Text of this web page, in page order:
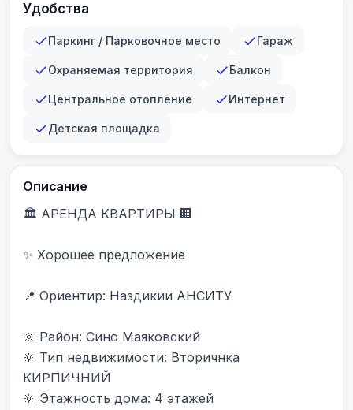
Удобства
Паркинг / Парковочное место Гараж
Охраняемая территория Балкон
Центральное отопление Интернет
Детская площадка
Описание
🏛 АРЕНДА КВАРТИРЫ 🏢
✨ Хорошее предложение
📍 Ориентир: Наздикии АНСИТУ
🔆 Район: Сино Маяковский
🔆 Тип недвижимости: Вторичнка
КИРПИЧНИЙ
🔆 Этажность дома: 4 этажей